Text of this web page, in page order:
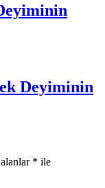
Deyiminin
* ile